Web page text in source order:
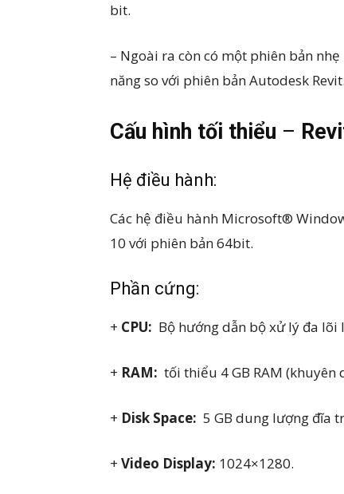
bit.
– Ngoài ra còn có một phiên bản
năng so với phiên bản Autodesk Revit.
Cấu hình tối thiểu –
Hệ điều hành:
Các hệ điều hành Microsoft®
10 với phiên bản 64bit.
Phần cứng:
+ CPU: Bộ hướng dẫn bộ xử lý đa lõi
+ RAM: tối thiểu 4 GB RAM (khuyên
+ Disk Space: 5 GB dung lượng đĩa
+ Video Display: 1024×1280.